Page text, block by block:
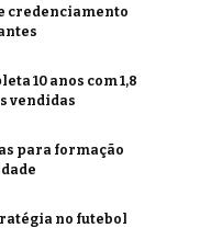
credenciamento
10 anos com 1,8
vendidas
para formação
no futebol